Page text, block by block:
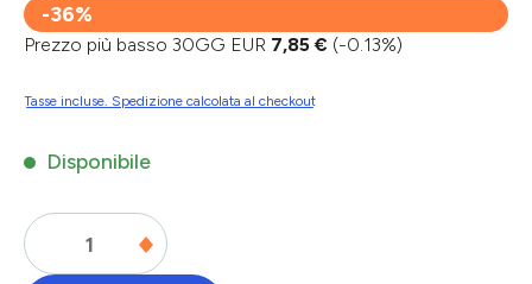
-36%
Prezzo più basso 30GG EUR 7,85 € (-0.13%)
Tasse incluse. Spedizione calcolata al checkout
Disponibile